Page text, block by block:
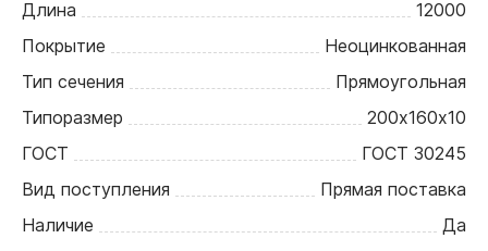
Длина
12000
Покрытие
Неоцинкованная
Тип сечения
Прямоугольная
Типоразмер
200х160х10
ГОСТ
ГОСТ 30245
Вид поступления
Прямая поставка
Наличие
Да